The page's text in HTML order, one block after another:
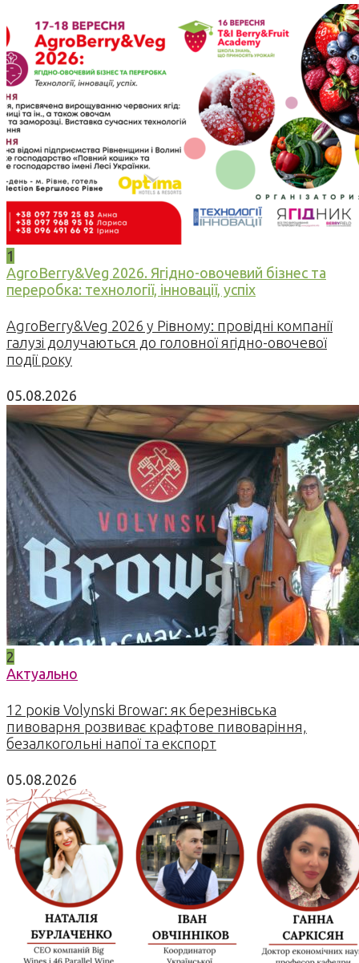
1
AgroBerry&Veg 2026. Ягідно-овочевий бізнес та
переробка: технології, інновації, успіх
AgroBerry&Veg 2026 у Рівному: провідні компанії
галузі долучаються до головної ягідно-овочевої
події року
05.08.2026
2
Актуально
12 років Volynski Browar: як березнівська
пивоварня розвиває крафтове пивоваріння,
безалкогольні напої та експорт
05.08.2026